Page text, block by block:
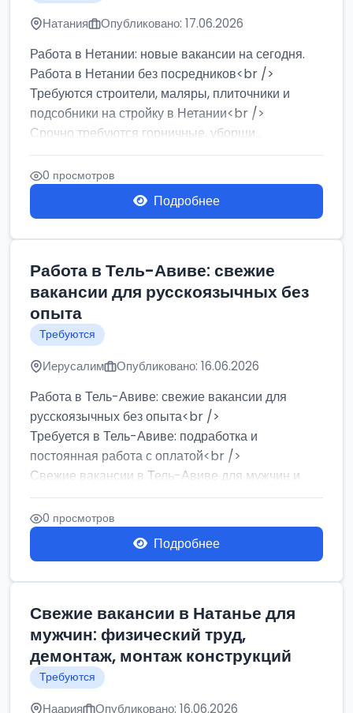
Натания Опубликовано: 17.06.2026
Работа в Нетании: новые вакансии на сегодня.
Работа в Нетании без посредников<br />
Требуются строители, маляры, плиточники и
подсобники на стройку в Нетании<br />
Срочно требуются горничные, уборщи...
0 просмотров
Подробнее
Работа в Тель-Авиве: свежие
вакансии для русскоязычных без
опыта
Требуются
Иерусалим Опубликовано: 16.06.2026
Работа в Тель-Авиве: свежие вакансии для
русскоязычных без опыта<br />
Требуется в Тель-Авиве: подработка и
постоянная работа с оплатой<br />
Свежие вакансии в Тель-Авиве для мужчин и
женщин от хозя...
0 просмотров
Подробнее
Свежие вакансии в Натанье для
мужчин: физический труд,
демонтаж, монтаж конструкций
Требуются
Наария Опубликовано: 16.06.2026